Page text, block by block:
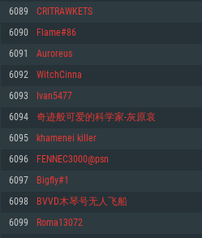
프로세서: 2.2 GHz 듀얼코어 이상
메모리: 4GB
그래픽 카드: DirectX 11 이상을 지원하는
GeForce GT 660. 최소 사양 해상도: 720p
네트워크: 브로드밴드 인터넷
여유 저장 공간: 22.1 GB (최소 클라이언트)
권장 사양
프로세서: 최소 2.2 GHz의 Core i5 (Intel
메모리: 6 GB
그래픽 카드: Metal 을 지원하는 Intel Iris
능을 가지는 Mac 버전의 AMD/Nvidia. 최소
네트워크: 브로드밴드 인터넷
여유 저장 공간: 22.1 GB (최소 클라이언트)
권장 사양
프로세서: 2.4 GHz 듀얼코어
메모리: 4 GB
그래픽 카드: Vulkan 을 지원하고, 최신 그
660 (6개월 미만) 혹은 그와 동급의 성능을
원하는 AMD (6개월 미만; 최소사양 지원 해
네트워크: 브로드밴드 인터넷
여유 저장 공간: 22.1 GB (최소 클라이언트)
권장 사양
운영체제: Ubuntu 20.04 64bit
프로세서: Intel Core i7
메모리: 16 GB
6089 CRITRAWKETS
6090 Flame#86
6091 Auroreus
6092 WitchCinna
6093 Ivan5477
6094 奇迹般可爱的科学家-灰原哀
6095 khamenei killer
6096 FENNEC3000@psn
6097 Bigfly#1
6098 BVVD木琴号无人飞船
6099 Roma13072